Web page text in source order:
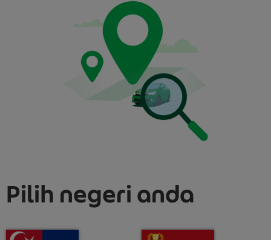
Pilih negeri anda